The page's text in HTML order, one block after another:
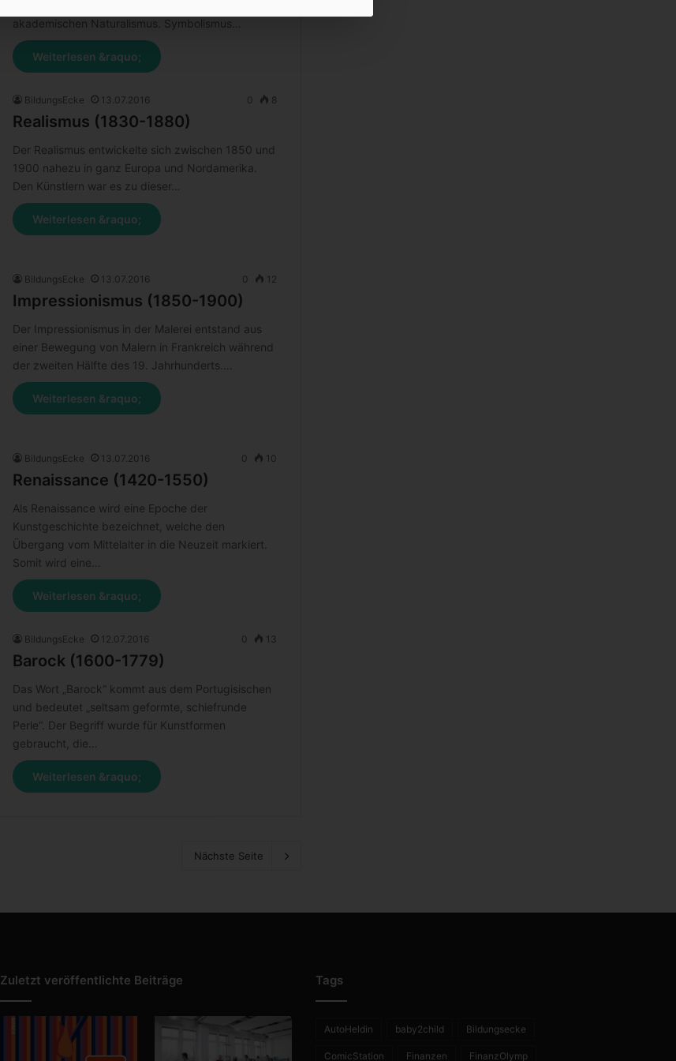
akademischen Naturalismus. Symbolismus…
Weiterlesen &raquo;
BildungsEcke 13.07.2016 0 8
Realismus (1830-1880)
Der Realismus entwickelte sich zwischen 1850 und
1900 nahezu in ganz Europa und Nordamerika.
Den Künstlern war es zu dieser…
Weiterlesen &raquo;
BildungsEcke 13.07.2016 0 12
Impressionismus (1850-1900)
Der Impressionismus in der Malerei entstand aus
einer Bewegung von Malern in Frankreich während
der zweiten Hälfte des 19. Jahrhunderts.…
Weiterlesen &raquo;
BildungsEcke 13.07.2016 0 10
Renaissance (1420-1550)
Als Renaissance wird eine Epoche der
Kunstgeschichte bezeichnet, welche den
Übergang vom Mittelalter in die Neuzeit markiert.
Somit wird eine…
Weiterlesen &raquo;
BildungsEcke 12.07.2016 0 13
Barock (1600-1779)
Das Wort „Barock“ kommt aus dem Portugisischen
und bedeutet „seltsam geformte, schiefrunde
Perle“. Der Begriff wurde für Kunstformen
gebraucht, die…
Weiterlesen &raquo;
Nächste Seite
Zuletzt veröffentlichte Beiträge Tags
AutoHeldin baby2child Bildungsecke
ComicStation Finanzen FinanzOlymp